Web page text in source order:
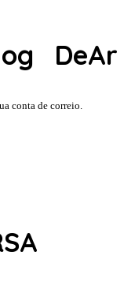
DeAr
conta de correio.